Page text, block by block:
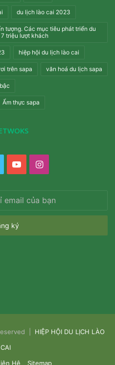
du lịch lào cai 2023
tượng. Các mục tiêu phát triển du
triệu lượt khách
hiệp hội du lịch lào cai
trên sapa văn hoá du lịch sapa
Ẩm thực sapa
YouTubeInstagram
| HIỆP HỘI DU LỊCH LÀO
CAI
Hệ Sitemap